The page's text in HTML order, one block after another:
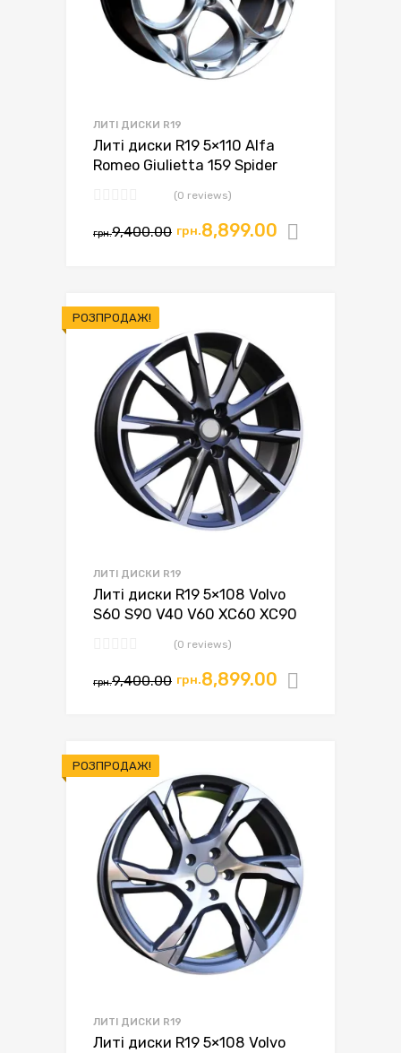
ЛИТІ ДИСКИ R19
Литі диски R19 5×110 Alfa
Romeo Giulietta 159 Spider
(0 reviews)
грн.9,400.00 грн.8,899.00
РОЗПРОДАЖ!
ЛИТІ ДИСКИ R19
Литі диски R19 5×108 Volvo
S60 S90 V40 V60 XC60 XC90
(0 reviews)
грн.9,400.00 грн.8,899.00
РОЗПРОДАЖ!
ЛИТІ ДИСКИ R19
Литі диски R19 5×108 Volvo